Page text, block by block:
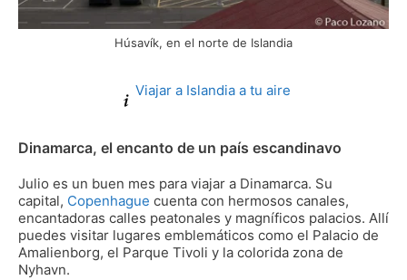
Húsavík, en el norte de Islandia
Viajar a Islandia a tu aire
Dinamarca, el encanto de un país escandinavo
Julio es un buen mes para viajar a Dinamarca. Su
capital, Copenhague cuenta con hermosos canales,
encantadoras calles peatonales y magníficos palacios. Allí
puedes visitar lugares emblemáticos como el Palacio de
Amalienborg, el Parque Tivoli y la colorida zona de
Nyhavn.